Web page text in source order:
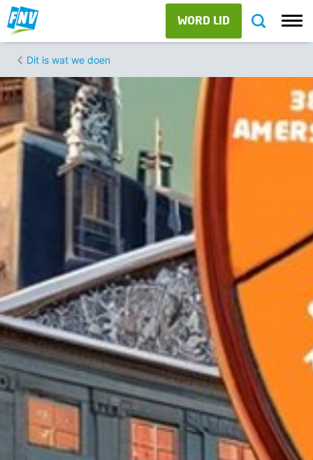
WORD LID
Dit is wat we doen